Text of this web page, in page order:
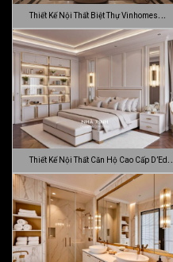
Thiết Kế Nội Thất Biệt Thự Vinhomes
Gran…
Thiết Kế Nội Thất Căn Hộ Cao Cấp D’Edge
…